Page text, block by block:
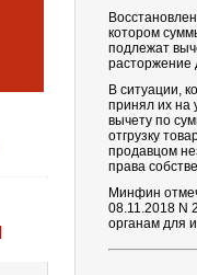
котором
подлежат
расторжение
В ситуации,
принял их на
вычету по
отгрузку
продавцом
права
Минфин
08.11.2018 N
органам для